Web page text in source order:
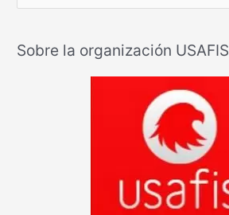
c
Sobre la organización USAFIS